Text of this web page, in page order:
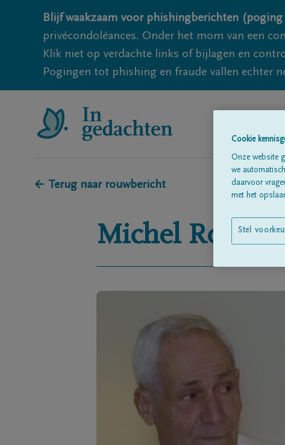
Blijf waakzaam voor phishingberichten
privécondoléances. Onder het mom van een
Klik niet op verdachte links of bijlagen en
Pogingen tot phishing en fraude vallen echter
← Terug naar rouwbericht
Michel Rogiers
Cookie
Onze website
we
daarvoor
met het
Stel